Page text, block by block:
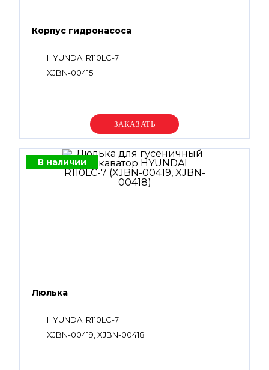
Корпус гидронасоса
HYUNDAI R110LC-7
XJBN-00415
Уточняйте цену
В наличии
Люлька
HYUNDAI R110LC-7
XJBN-00419, XJBN-00418